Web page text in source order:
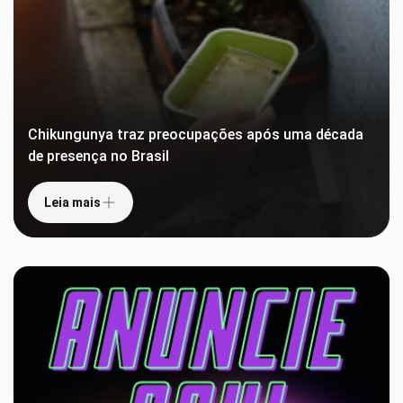
Chikungunya traz preocupações após uma década
de presença no Brasil
Leia mais